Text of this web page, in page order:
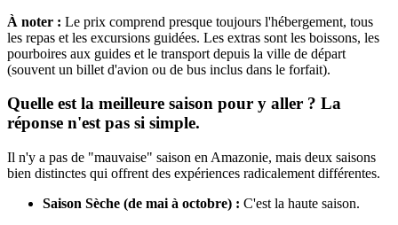
À noter : Le prix comprend presque toujours l'hébergement, tous
les repas et les excursions guidées. Les extras sont les boissons, les
pourboires aux guides et le transport depuis la ville de départ
(souvent un billet d'avion ou de bus inclus dans le forfait).
Quelle est la meilleure saison pour y aller ? La
réponse n'est pas si simple.
Il n'y a pas de "mauvaise" saison en Amazonie, mais deux saisons
bien distinctes qui offrent des expériences radicalement différentes.
Saison Sèche (de mai à octobre) : C'est la haute saison.